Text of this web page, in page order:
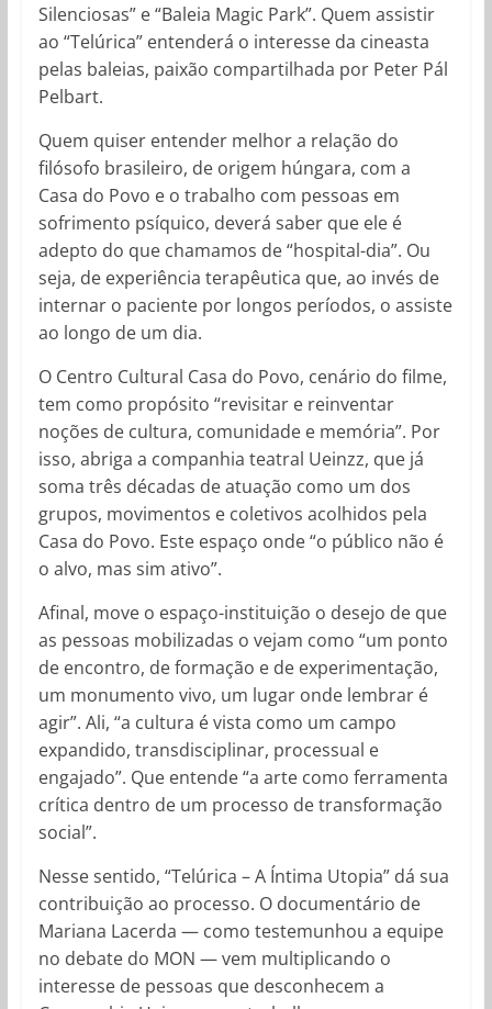
Silenciosas” e “Baleia Magic Park”. Quem assistir
ao “Telúrica” entenderá o interesse da cineasta
pelas baleias, paixão compartilhada por Peter Pál
Pelbart.
Quem quiser entender melhor a relação do
filósofo brasileiro, de origem húngara, com a
Casa do Povo e o trabalho com pessoas em
sofrimento psíquico, deverá saber que ele é
adepto do que chamamos de “hospital-dia”. Ou
seja, de experiência terapêutica que, ao invés de
internar o paciente por longos períodos, o assiste
ao longo de um dia.
O Centro Cultural Casa do Povo, cenário do filme,
tem como propósito “revisitar e reinventar
noções de cultura, comunidade e memória”. Por
isso, abriga a companhia teatral Ueinzz, que já
soma três décadas de atuação como um dos
grupos, movimentos e coletivos acolhidos pela
Casa do Povo. Este espaço onde “o público não é
o alvo, mas sim ativo”.
Afinal, move o espaço-instituição o desejo de que
as pessoas mobilizadas o vejam como “um ponto
de encontro, de formação e de experimentação,
um monumento vivo, um lugar onde lembrar é
agir”. Ali, “a cultura é vista como um campo
expandido, transdisciplinar, processual e
engajado”. Que entende “a arte como ferramenta
crítica dentro de um processo de transformação
social”.
Nesse sentido, “Telúrica – A Íntima Utopia” dá sua
contribuição ao processo. O documentário de
Mariana Lacerda — como testemunhou a equipe
no debate do MON — vem multiplicando o
interesse de pessoas que desconhecem a